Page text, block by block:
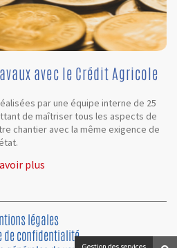
avec le Crédit Agricole
par une équipe interne de 25
de maîtriser tous les aspects de
chantier avec la même exigence de
plus
légales
de confidentialité